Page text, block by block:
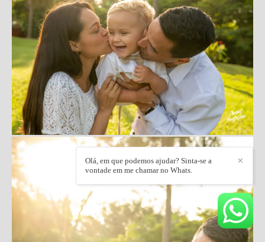
✕
Olá, em que podemos ajudar? Sinta-se a
vontade em me chamar no Whats.